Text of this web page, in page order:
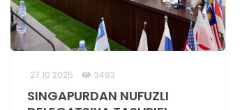
27.10.2025 3493
SINGAPURDAN NUFUZLI